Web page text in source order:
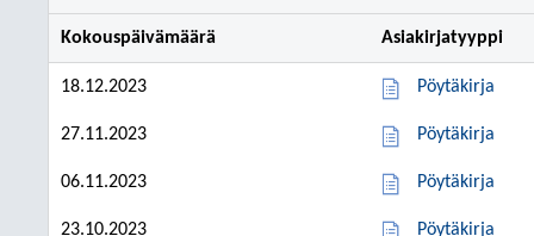
Kokouspäivämäärä Asiakirjatyyppi
18.12.2023 Pöytäkirja
27.11.2023 Pöytäkirja
06.11.2023 Pöytäkirja
23.10.2023 Pöytäkirja